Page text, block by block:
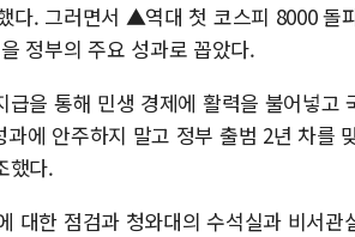
다. 그러면서 ▲역대 첫 코스피 8000 돌
정부의 주요 성과로 꼽았다.
을 통해 민생 경제에 활력을 불어넣고
에 안주하지 말고 정부 출범 2년 차를
했다.
대한 점검과 청와대의 수석실과 비서관